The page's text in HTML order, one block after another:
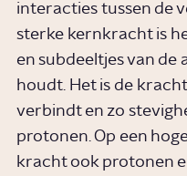
interacties tussen de
sterke kernkracht is
en subdeeltjes van
houdt. Het is de
verbindt en zo
protonen. Op een
kracht ook protonen